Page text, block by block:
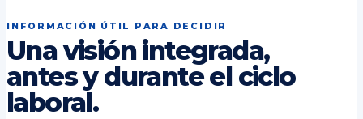
INFORMACIÓN ÚTIL PARA DECIDIR
Una visión integrada,
antes y durante el ciclo
laboral.